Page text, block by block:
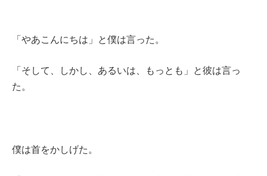
「やあこんにちは」と僕は言った。
「そして、しかし、あるいは、もっとも」と彼は言っ
た。
僕は首をかしげた。